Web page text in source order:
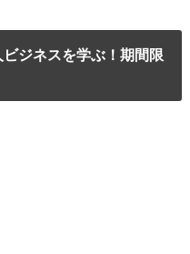
ジネスを学ぶ！期間限